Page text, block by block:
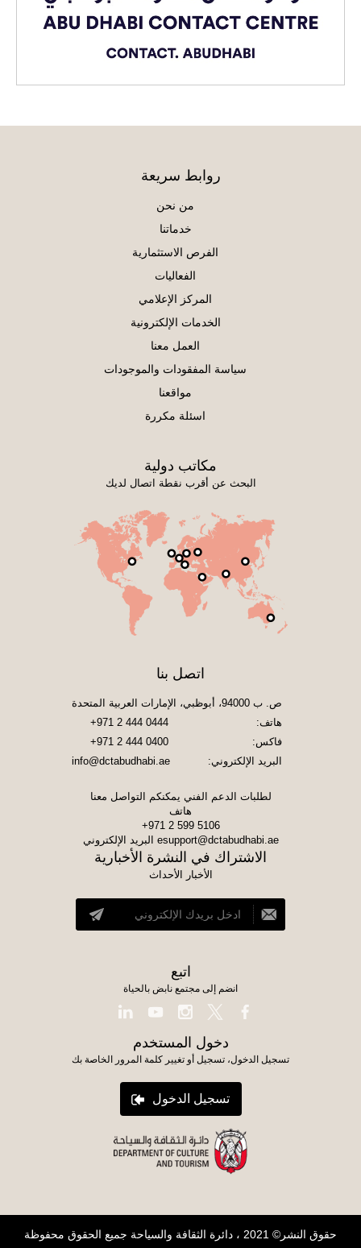
روابط سريعة
من نحن
خدماتنا
الفرص الاستثمارية
الفعاليات
المركز الإعلامي
الخدمات الإلكترونية
العمل معنا
سياسة المفقودات والموجودات
مواقعنا
اسئلة مكررة
مكاتب دولية
البحث عن أقرب نقطة اتصال لديك
اتصل بنا
ص. ب 94000، أبوظبي، الإمارات العربية المتحدة
هاتف:
+971 2 444 0444
فاكس:
+971 2 444 0400
البريد الإلكتروني:
info@dctabudhabi.ae
لطلبات الدعم الفني يمكنكم التواصل معنا
هاتف
+971 2 599 5106
esupport@dctabudhabi.ae البريد الإلكتروني
الاشتراك في النشرة الأخبارية
الأخبار الأحداث
اتبع
انضم إلى مجتمع نابض بالحياة
دخول المستخدم
تسجيل الدخول، تسجيل أو تغيير كلمة المرور الخاصة بك
تسجيل الدخول
حقوق النشر© 2021 ، دائرة الثقافة والسياحة جميع الحقوق محفوظة